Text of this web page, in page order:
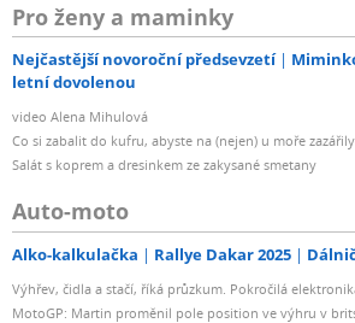
Pro ženy a maminky
Nejčastější novoroční předsevzetí
letní dovolenou
video Alena Mihulová
Co si zabalit do kufru, abyste na (nejen) u moře
Salát s koprem a dresinkem ze zakysané smetany
Auto-moto
Alko-kalkulačka Rallye Dakar 2025
Výhřev, čidla a stačí, říká průzkum. Pokročilá
MotoGP: Martin proměnil pole position ve výhru v